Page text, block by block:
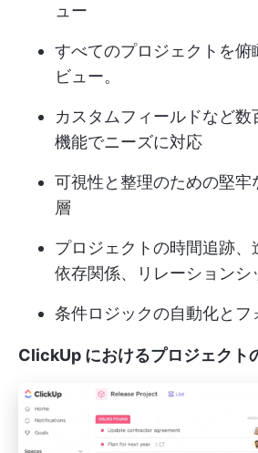
ュー
すべてのプロジェクトを俯
ビュー。
カスタムフィールドなど
機能でニーズに対応
可視性と整理のための堅牢
層
プロジェクトの時間追跡、
依存関係、リレーションシ
条件ロジックの自動化とフ
ClickUp におけるプロジェクト